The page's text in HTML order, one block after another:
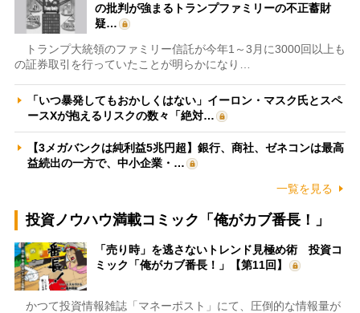
の批判が強まるトランプファミリーの不正蓄財
疑…
トランプ大統領のファミリー信託が今年1～3月に3000回以上も
の証券取引を行っていたことが明らかになり…
「いつ暴発してもおかしくはない」イーロン・マスク氏とスペ
ースXが抱えるリスクの数々「絶対…
【3メガバンクは純利益5兆円超】銀行、商社、ゼネコンは最高
益続出の一方で、中小企業・…
一覧を見る
投資ノウハウ満載コミック「俺がカブ番長！」
「売り時」を逃さないトレンド見極め術 投資コ
ミック「俺がカブ番長！」【第11回】
かつて投資情報雑誌「マネーポスト」にて、圧倒的な情報量が